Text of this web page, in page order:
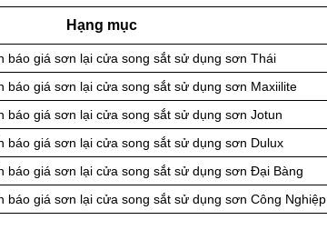
Hạng mục
báo giá sơn lại cửa song sắt sử dụng sơn Thái
báo giá sơn lại cửa song sắt sử dụng sơn Maxiilite
báo giá sơn lại cửa song sắt sử dụng sơn Jotun
báo giá sơn lại cửa song sắt sử dụng sơn Dulux
báo giá sơn lại cửa song sắt sử dụng sơn Đại Bàng
báo giá sơn lại cửa song sắt sử dụng sơn Công Nghiệp